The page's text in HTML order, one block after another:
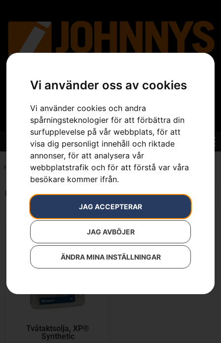
Vi använder oss av cookies
Vi använder cookies och andra
spårningsteknologier för att förbättra din
surfupplevelse på vår webbplats, för att
visa dig personligt innehåll och riktade
annonser, för att analysera vår
webbplatstrafik och för att förstå var våra
besökare kommer ifrån.
JAG ACCEPTERAR
JAG AVBÖJER
ÄNDRA MINA INSTÄLLNINGAR
Hem 7391883692714
Endast ett sökresultat
Tvåtaktsolja, XP®
Synthetic